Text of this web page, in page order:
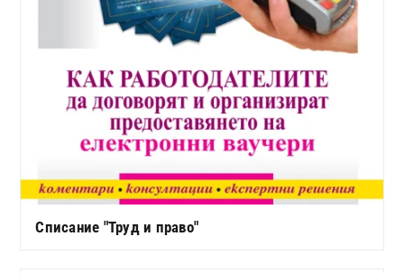
Списание "Труд и право"